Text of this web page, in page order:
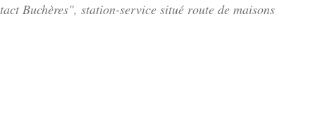
Buchères", station-service situé route de maisons
Disponible Épuisé